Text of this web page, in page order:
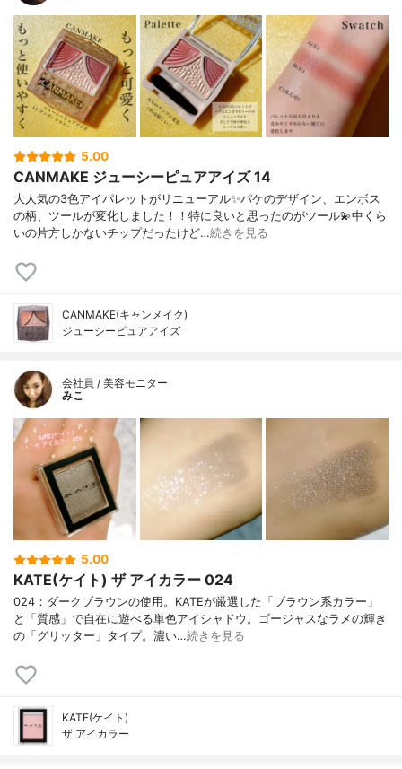
5.00
CANMAKE ジューシーピュアアイズ 14
大人気の3色アイパレットがリニューアル✨パケのデザイン、エンボス
の柄、ツールが変化しました！！特に良いと思ったのがツール💫中くら
いの片方しかないチップだったけど…続きを見る
CANMAKE(キャンメイク)
ジューシーピュアアイズ
会社員 / 美容モニター
みこ
5.00
KATE(ケイト) ザ アイカラー 024
024：ダークブラウンの使用。KATEが厳選した「ブラウン系カラー」
と「質感」で自在に遊べる単色アイシャドウ。ゴージャスなラメの輝き
の「グリッター」タイプ。濃い…続きを見る
KATE(ケイト)
ザ アイカラー